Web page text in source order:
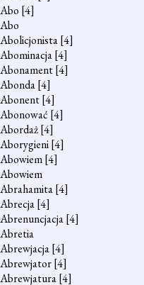
Abo [4]
Abo
Abolicjonista[4]
Abominacja[4]
Abonament[4]
Abonda[4]
Abonent[4]
Abonować [4]
Abordaż[4]
Aborygieni[4]
Abowiem[4]
Abowiem
Abrahamita[4]
Abrecja[4]
Abrenuncjacja[4]
Abretia
Abrewjacja[4]
Abrewjator[4]
Abrewjatura[4]